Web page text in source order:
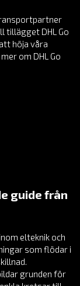
tillägget DHL Go
höja våra
om DHL Go
guide från
elteknik och
som flödar i
grunden för